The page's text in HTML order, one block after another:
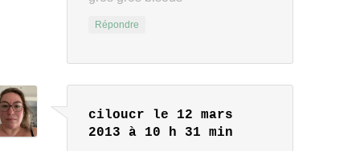
Répondre
ciloucr
le 12 mars
2013 à 10 h 31 min